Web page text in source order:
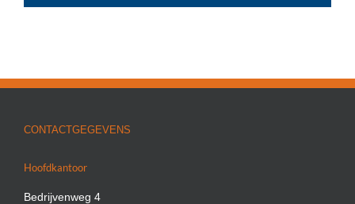
CONTACTGEGEVENS
Hoofdkantoor
Bedrijvenweg 4